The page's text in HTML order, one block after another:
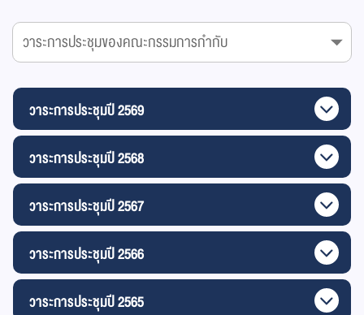
วาระการประชุมปี 2569
วาระการประชุมปี 2568
วาระการประชุมปี 2567
วาระการประชุมปี 2566
วาระการประชุมปี 2565